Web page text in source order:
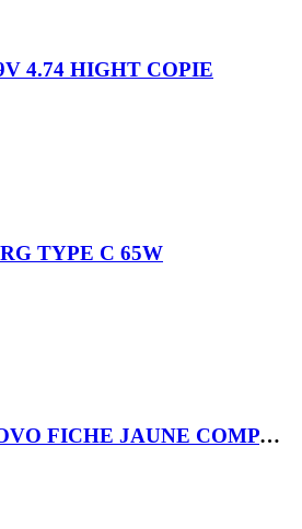
4.74 HIGHT COPIE
TYPE C 65W
CHARGEUR LENOVO FICHE JAUNE COMPATIBLE 3